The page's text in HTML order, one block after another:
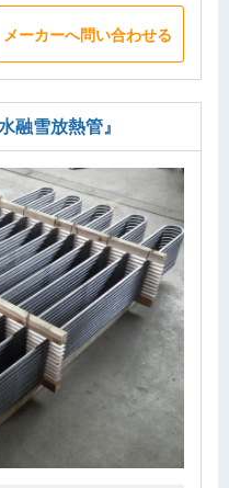
メーカーへ問い合わせる
融雪放熱管』